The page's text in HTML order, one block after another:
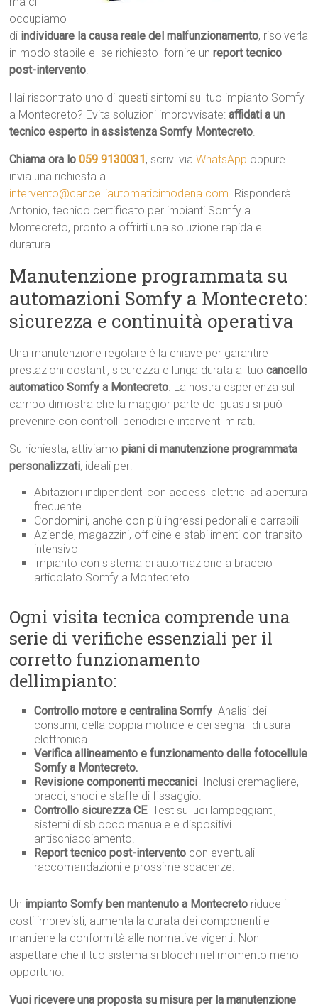
occupiamo
di individuare la causa reale del malfunzionamento, risolverla
in modo stabile e  se richiesto  fornire unreport tecnico
post-intervento.
Hai riscontrato uno di questi sintomi sul tuo impianto Somfy
a Montecreto? Evita soluzioni improvvisate:affidati a un
tecnico esperto in assistenza Somfy Montecreto.
Chiama ora lo059 9130031 , scrivi viaWhatsApp oppure
invia una richiesta a
intervento@cancelliautomaticimodena.com. Risponderà
Antonio, tecnico certificato per impianti Somfy a
Montecreto, pronto a offrirti una soluzione rapida e
duratura.
Manutenzione programmata su
automazioni Somfy a Montecreto:
sicurezza e continuità operativa
Una manutenzione regolare è la chiave per garantire
prestazioni costanti, sicurezza e lunga durata al tuocancello
automatico Somfy a Montecreto. La nostra esperienza sul
campo dimostra che la maggior parte dei guasti si può
prevenire con controlli periodici e interventi mirati.
Su richiesta, attiviamopiani di manutenzione programmata
personalizzati, ideali per:
Abitazioni indipendenti con accessi elettrici ad apertura
frequente
Condomini, anche con più ingressi pedonali e carrabili
Aziende, magazzini, officine e stabilimenti con transito
intensivo
impianto con sistema di automazione a braccio
articolato Somfy a Montecreto
Ogni visita tecnica comprende una
serie di verifiche essenziali per il
corretto funzionamento
dellimpianto:
Controllo motore e centralina Somfy  Analisi dei
consumi, della coppia motrice e dei segnali di usura
elettronica.
Verifica allineamento e funzionamento delle fotocellule
Somfy a Montecreto.
Revisione componenti meccanici  Inclusi cremagliere,
bracci, snodi e staffe di fissaggio.
Controllo sicurezza CE Test su luci lampeggianti,
sistemi di sblocco manuale e dispositivi
antischiacciamento.
Report tecnico post-intervento con eventuali
raccomandazioni e prossime scadenze.
Un impianto Somfy ben mantenuto a Montecreto riduce i
costi imprevisti, aumenta la durata dei componenti e
mantiene la conformità alle normative vigenti. Non
aspettare che il tuo sistema si blocchi nel momento meno
opportuno.
Vuoi ricevere una proposta su misura per la manutenzione